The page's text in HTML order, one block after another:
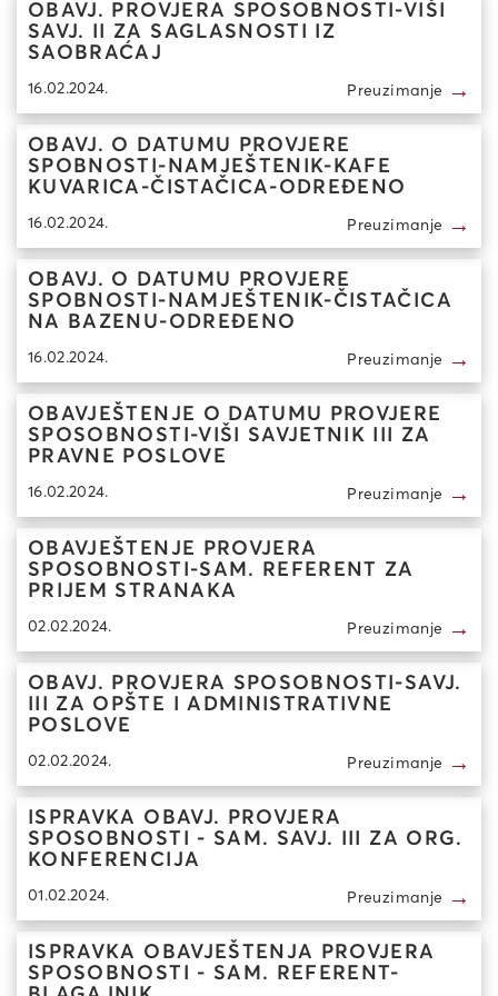
OBAVJ. PROVJERA SPOSOBNOSTI-VIŠI
SAVJ. II ZA SAGLASNOSTI IZ
SAOBRAĆAJ
16.02.2024. Preuzimanje →
OBAVJ. O DATUMU PROVJERE
SPOBNOSTI-NAMJEŠTENIK-KAFE
KUVARICA-ČISTAČICA-ODREĐENO
16.02.2024. Preuzimanje →
OBAVJ. O DATUMU PROVJERE
SPOBNOSTI-NAMJEŠTENIK-ČISTAČICA
NA BAZENU-ODREĐENO
16.02.2024. Preuzimanje →
OBAVJEŠTENJE O DATUMU PROVJERE
SPOSOBNOSTI-VIŠI SAVJETNIK III ZA
PRAVNE POSLOVE
16.02.2024. Preuzimanje →
OBAVJEŠTENJE PROVJERA
SPOSOBNOSTI-SAM. REFERENT ZA
PRIJEM STRANAKA
02.02.2024. Preuzimanje →
OBAVJ. PROVJERA SPOSOBNOSTI-SAVJ.
III ZA OPŠTE I ADMINISTRATIVNE
POSLOVE
02.02.2024. Preuzimanje →
ISPRAVKA OBAVJ. PROVJERA
SPOSOBNOSTI - SAM. SAVJ. III ZA ORG.
KONFERENCIJA
01.02.2024. Preuzimanje →
ISPRAVKA OBAVJEŠTENJA PROVJERA
SPOSOBNOSTI - SAM. REFERENT-